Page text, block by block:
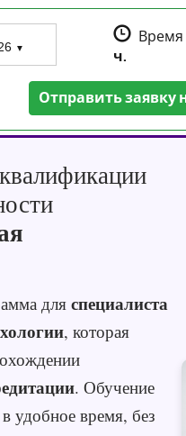
▼
Время
ч.
Отправить заявку
дляспециалиста
, которая
. Обучение
удобное время, без